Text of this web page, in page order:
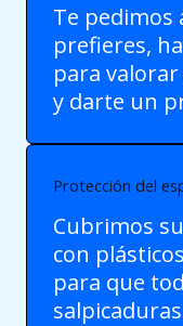
Te pedimos
prefieres,
para
y darte un
Protección del
Cubrimos
con
para que